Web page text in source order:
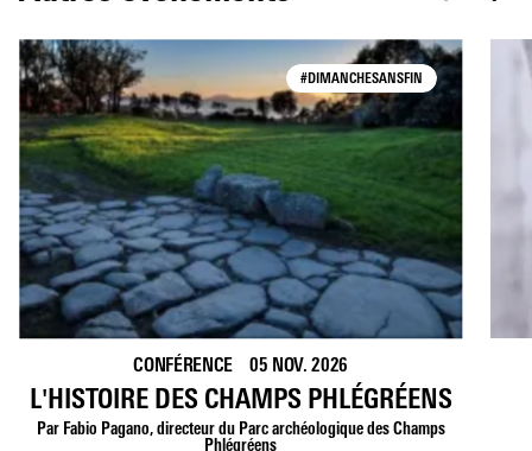
#DIMANCHESANSFIN
CONFÉRENCE 05 NOV. 2026
L'HISTOIRE DES CHAMPS PHLÉGRÉENS
Par Fabio Pagano, directeur du Parc archéologique des Champs
Phlégréens